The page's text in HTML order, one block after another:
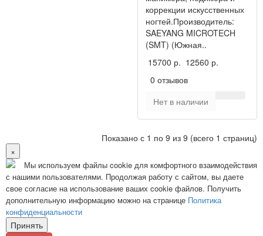
коррекции искусственных
ногтей.Производитель:
SAEYANG MICROTECH
(SMT) (Южная..
15700 р. 12560 р.
0 отзывов
Нет в наличии
Показано с 1 по 9 из 9 (всего 1 страниц)
×
Мы используем файлы cookie для комфортного взаимодействия
с нашими пользователями. Продолжая работу с сайтом, вы даете
свое согласие на использование ваших cookie файлов. Получить
дополнительную информацию можно на странице Политика
конфиденциальности
Принять